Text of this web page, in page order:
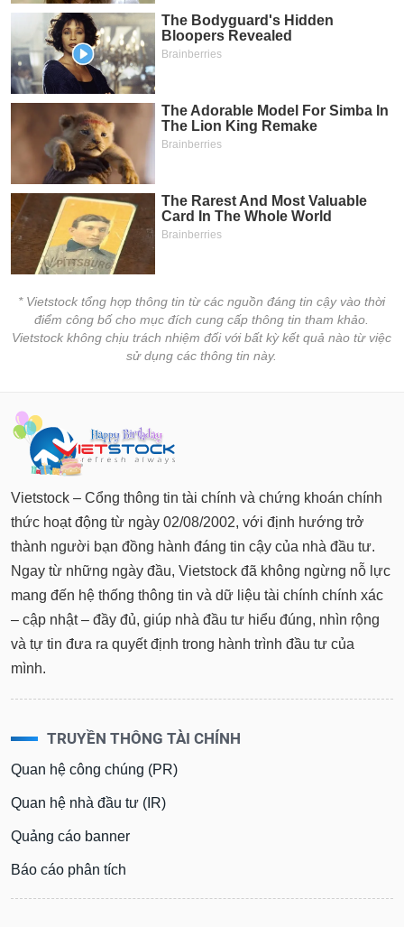
* Vietstock tổng hợp thông tin từ các nguồn đáng tin cậy vào thời
điểm công bố cho mục đích cung cấp thông tin tham khảo.
Vietstock không chịu trách nhiệm đối với bất kỳ kết quả nào từ việc
sử dụng các thông tin này.
Vietstock – Cổng thông tin tài chính và chứng khoán chính
thức hoạt động từ ngày 02/08/2002, với định hướng trở
thành người bạn đồng hành đáng tin cậy của nhà đầu tư.
Ngay từ những ngày đầu, Vietstock đã không ngừng nỗ lực
mang đến hệ thống thông tin và dữ liệu tài chính chính xác
– cập nhật – đầy đủ, giúp nhà đầu tư hiểu đúng, nhìn rộng
và tự tin đưa ra quyết định trong hành trình đầu tư của
mình.
TRUYỀN THÔNG TÀI CHÍNH
Quan hệ công chúng (PR)
Quan hệ nhà đầu tư (IR)
Quảng cáo banner
Báo cáo phân tích